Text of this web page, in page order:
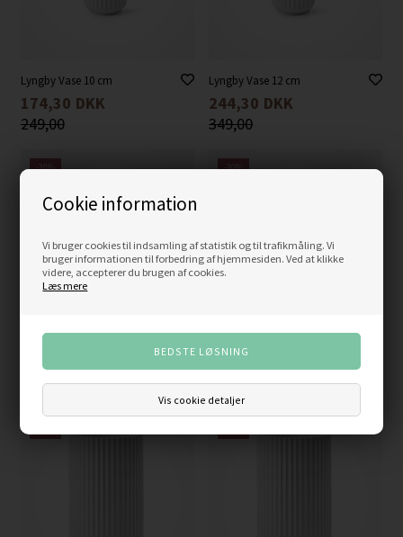
Cookie information
Vi bruger cookies til indsamling af statistik og til trafikmåling. Vi
bruger informationen til forbedring af hjemmesiden. Ved at klikke
videre, accepterer du brugen af cookies.
Læs mere
Vis cookie detaljer
Lyngby Vase 10 cm
174,30 DKK
249,00
Lyngby Vase 12 cm
244,30 DKK
349,00
-30%
349,30 DKK
499,00
-30%
489,30 DKK
699,00